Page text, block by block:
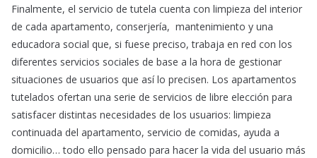
Finalmente, el servicio de tutela cuenta con limpieza del interior
de cada apartamento, conserjería, mantenimiento y una
educadora social que, si fuese preciso, trabaja en red con los
diferentes servicios sociales de base a la hora de gestionar
situaciones de usuarios que así lo precisen. Los apartamentos
tutelados ofertan una serie de servicios de libre elección para
satisfacer distintas necesidades de los usuarios: limpieza
continuada del apartamento, servicio de comidas, ayuda a
domicilio… todo ello pensado para hacer la vida del usuario más